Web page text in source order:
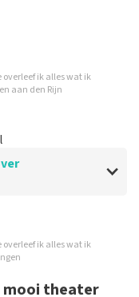
klanten. Het is
als je geen
Reviews met
niet geplaatst.
review wordt
overleef ik alles wat ik
aan den Rijn
overleef ik alles wat ik
mooi theater